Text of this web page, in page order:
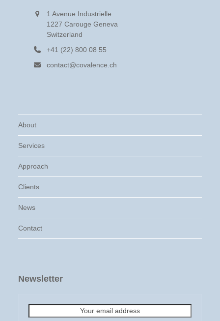
1 Avenue Industrielle
1227 Carouge Geneva
Switzerland
+41 (22) 800 08 55
contact@covalence.ch
About
Services
Approach
Clients
News
Contact
Newsletter
email